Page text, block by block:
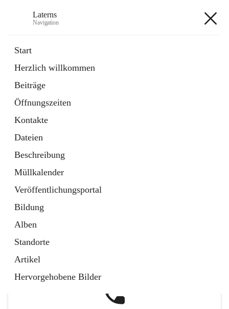
Laterns
Navigation
Start
Herzlich willkommen
Beiträge
Öffnungszeiten
Kontakte
Dateien
Beschreibung
Müllkalender
Veröffentlichungsportal
Bildung
Alben
Standorte
Artikel
Hervorgehobene Bilder
11 Schnellzugriffe
Soziales
1 Schnellzugriff